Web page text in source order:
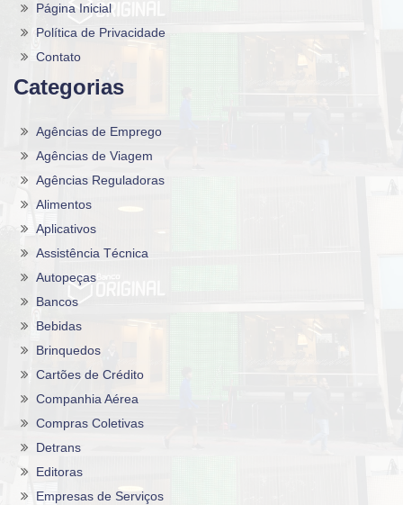
Página Inicial
Política de Privacidade
Contato
Categorias
Agências de Emprego
Agências de Viagem
Agências Reguladoras
Alimentos
Aplicativos
Assistência Técnica
Autopeças
Bancos
Bebidas
Brinquedos
Cartões de Crédito
Companhia Aérea
Compras Coletivas
Detrans
Editoras
Empresas de Serviços